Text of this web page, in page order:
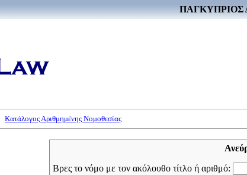
ΠΑΓΚΥΠΡΙΟΣ
Κατάλογος Αριθμημένης Νομοθεσίας
Βρες το νόμο με τον ακόλουθο τίτλο ή αριθμό: